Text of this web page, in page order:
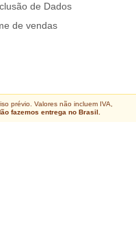
de Dados
de vendas
prévio. Valores não incluem IVA,
fazemos entrega no Brasil.